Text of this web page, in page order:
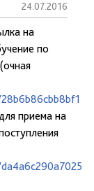
24.07.2016
на
по
приема на